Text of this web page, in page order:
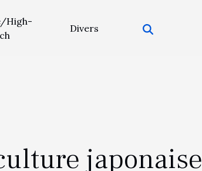
High-
Divers
japonaise